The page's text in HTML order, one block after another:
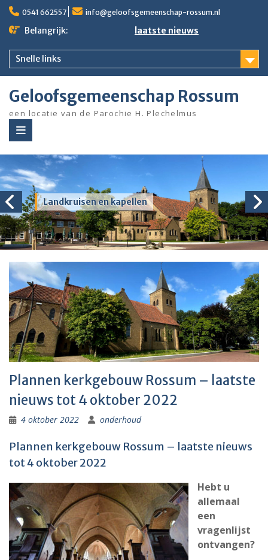
Ga
naar
0541 662557 info@geloofsgemeenschap-rossum.nl
Belangrijk: laatste nieuws
Snelle links
Geloofsgemeenschap Rossum
een locatie van de Parochie H. Plechelmus
Landkruisen en kapellen
Plannen kerkgebouw Rossum – laatste
nieuws tot 4 oktober 2022
4 oktober 2022 onderhoud
Plannen kerkgebouw Rossum – laatste nieuws
tot 4 oktober 2022
Hebt u
allemaal
een
vragenlijst
ontvangen?